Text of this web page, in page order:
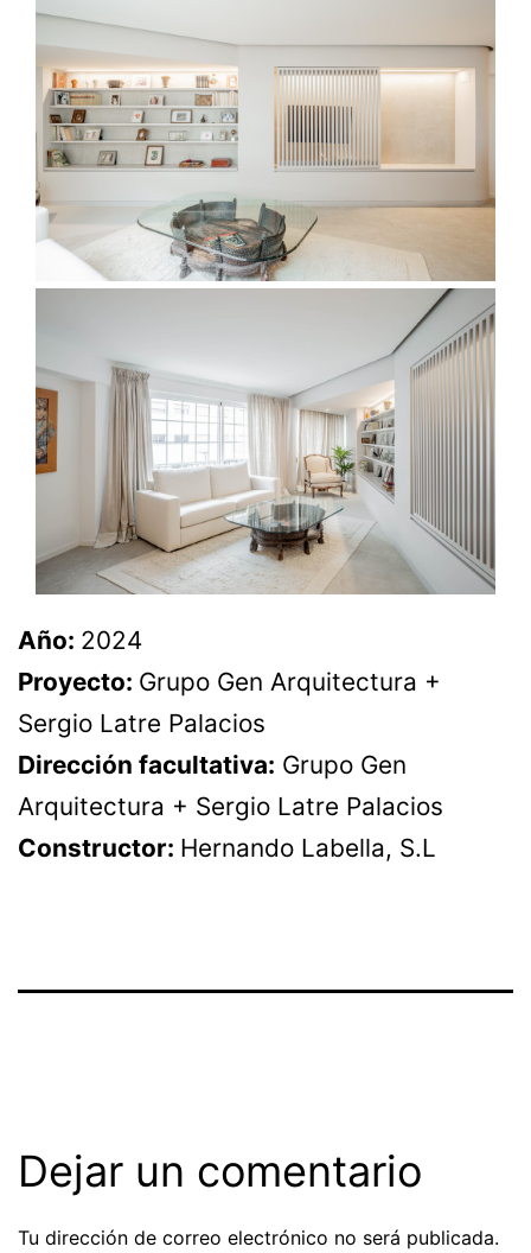
Año: 2024
Proyecto: Grupo Gen Arquitectura +
Sergio Latre Palacios
Dirección facultativa: Grupo Gen
Arquitectura + Sergio Latre Palacios
Constructor: Hernando Labella, S.L
Dejar un comentario
Tu dirección de correo electrónico no será publicada.